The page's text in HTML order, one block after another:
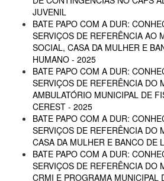
JUVENIL
BATE PAPO COM A DUR:
SERVIÇOS DE REFERÊNCIA AO
SOCIAL, CASA DA MULHER E
HUMANO - 2025
BATE PAPO COM A DUR:
SERVIÇOS DE REFERÊNCIA DO
AMBULATÓRIO MUNICIPAL DE
CEREST - 2025
BATE PAPO COM A DUR:
SERVIÇOS DE REFERÊNCIA DO
CASA DA MULHER E BANCO DE
BATE PAPO COM A DUR:
SERVIÇOS DE REFERÊNCIA DO
CRMI E PROGRAMA MUNICIPAL